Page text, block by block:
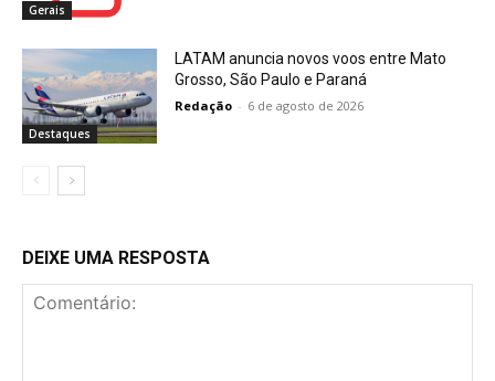
Gerais
Destaques
LATAM anuncia novos voos entre Mato
Grosso, São Paulo e Paraná
Redação - 6 de agosto de 2026
DEIXE UMA RESPOSTA